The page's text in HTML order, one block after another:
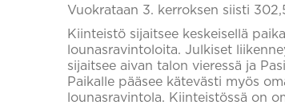
Vuokrataan 3. kerroksen siisti
Kiinteistö sijaitsee keskeisellä
lounasravintoloita. Julkiset
sijaitsee aivan talon vieressä ja
Paikalle pääsee kätevästi myös
lounasravintola. Kiinteistössä on